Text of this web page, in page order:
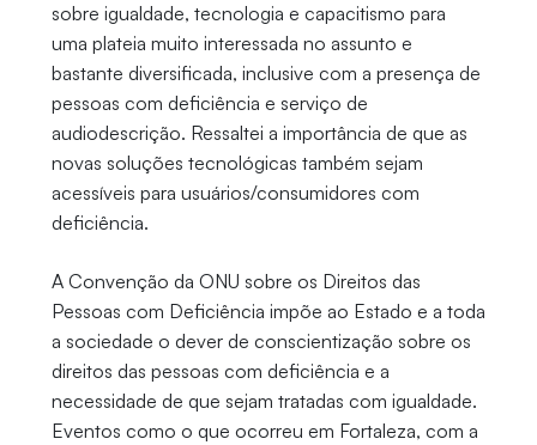
sobre igualdade, tecnologia e capacitismo para
uma plateia muito interessada no assunto e
bastante diversificada, inclusive com a presença de
pessoas com deficiência e serviço de
audiodescrição. Ressaltei a importância de que as
novas soluções tecnológicas também sejam
acessíveis para usuários/consumidores com
deficiência.
A Convenção da ONU sobre os Direitos das
Pessoas com Deficiência impõe ao Estado e a toda
a sociedade o dever de conscientização sobre os
direitos das pessoas com deficiência e a
necessidade de que sejam tratadas com igualdade.
Eventos como o que ocorreu em Fortaleza, com a